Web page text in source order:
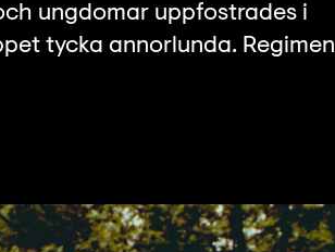
ungdomar uppfostrades i
tycka annorlunda. Regimen